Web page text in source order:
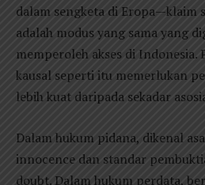
dalam sengketa di Eropa—klaim
adalah modus yang sama yang
memperoleh akses di Indonesia.
kausal seperti itu memerlukan
lebih kuat daripada sekadar
Dalam hukum pidana, dikenal
innocence dan standar
doubt. Dalam hukum perdata,